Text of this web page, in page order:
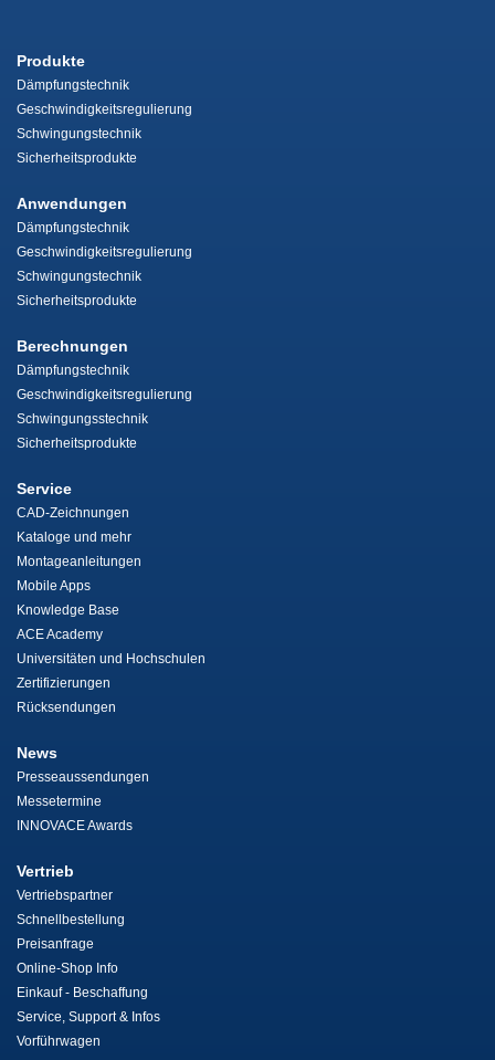
Produkte
Dämpfungstechnik
Geschwindigkeitsregulierung
Schwingungstechnik
Sicherheitsprodukte
Anwendungen
Dämpfungstechnik
Geschwindigkeitsregulierung
Schwingungstechnik
Sicherheitsprodukte
Berechnungen
Dämpfungstechnik
Geschwindigkeitsregulierung
Schwingungsstechnik
Sicherheitsprodukte
Service
CAD-Zeichnungen
Kataloge und mehr
Montageanleitungen
Mobile Apps
Knowledge Base
ACE Academy
Universitäten und Hochschulen
Zertifizierungen
Rücksendungen
News
Presseaussendungen
Messetermine
INNOVACE Awards
Vertrieb
Vertriebspartner
Schnellbestellung
Preisanfrage
Online-Shop Info
Einkauf - Beschaffung
Service, Support & Infos
Vorführwagen